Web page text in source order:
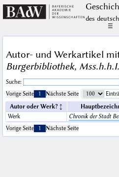
des
☰
Autor- und Werkartikel
Burgerbibliothek,
Suche:
Vorige Seite
1 Nächste Seite
Autor oder Werk?
Werk
Chronik der Stadt
Vorige Seite
1 Nächste Seite